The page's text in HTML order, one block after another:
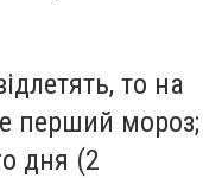
то на
перший мороз;
дня (2